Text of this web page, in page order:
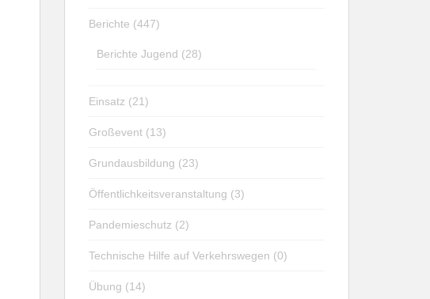
Berichte (447)
Berichte Jugend (28)
Einsatz (21)
Großevent (13)
Grundausbildung (23)
Öffentlichkeitsveranstaltung (3)
Pandemieschutz (2)
Technische Hilfe auf Verkehrswegen (0)
Übung (14)